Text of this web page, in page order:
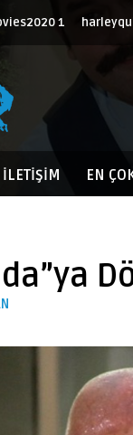
1
İLETİŞİM EN